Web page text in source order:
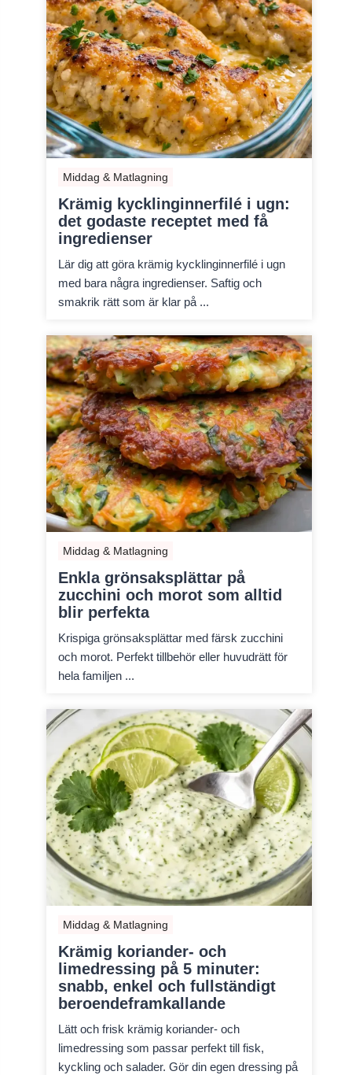
Middag & Matlagning
Krämig kycklinginnerfilé i ugn:
det godaste receptet med få
ingredienser
Lär dig att göra krämig kycklinginnerfilé i ugn
med bara några ingredienser. Saftig och
smakrik rätt som är klar på ...
Middag & Matlagning
Enkla grönsaksplättar på
zucchini och morot som alltid
blir perfekta
Krispiga grönsaksplättar med färsk zucchini
och morot. Perfekt tillbehör eller huvudrätt för
hela familjen ...
Middag & Matlagning
Krämig koriander- och
limedressing på 5 minuter:
snabb, enkel och fullständigt
beroendeframkallande
Lätt och frisk krämig koriander- och
limedressing som passar perfekt till fisk,
kyckling och salader. Gör din egen dressing på